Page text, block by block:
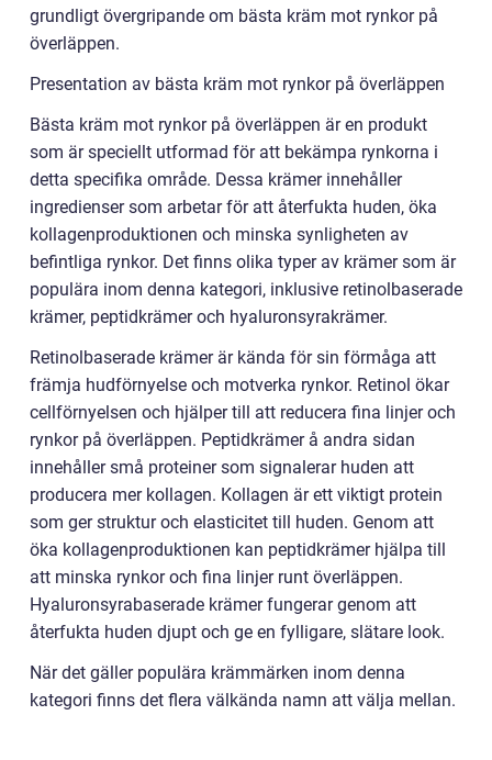
grundligt övergripande om bästa kräm mot rynkor på
överläppen.
Presentation av bästa kräm mot rynkor på överläppen
Bästa kräm mot rynkor på överläppen är en produkt
som är speciellt utformad för att bekämpa rynkorna i
detta specifika område. Dessa krämer innehåller
ingredienser som arbetar för att återfukta huden, öka
kollagenproduktionen och minska synligheten av
befintliga rynkor. Det finns olika typer av krämer som är
populära inom denna kategori, inklusive retinolbaserade
krämer, peptidkrämer och hyaluronsyrakrämer.
Retinolbaserade krämer är kända för sin förmåga att
främja hudförnyelse och motverka rynkor. Retinol ökar
cellförnyelsen och hjälper till att reducera fina linjer och
rynkor på överläppen. Peptidkrämer å andra sidan
innehåller små proteiner som signalerar huden att
producera mer kollagen. Kollagen är ett viktigt protein
som ger struktur och elasticitet till huden. Genom att
öka kollagenproduktionen kan peptidkrämer hjälpa till
att minska rynkor och fina linjer runt överläppen.
Hyaluronsyrabaserade krämer fungerar genom att
återfukta huden djupt och ge en fylligare, slätare look.
När det gäller populära krämmärken inom denna
kategori finns det flera välkända namn att välja mellan.